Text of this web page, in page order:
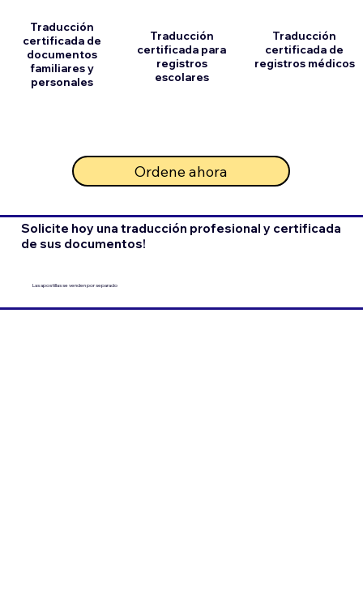
Traducción
certificada de
documentos
familiares y
personales
Traducción
certificada para
registros
escolares
Ordene ahora
Traducción
certificada de
registros médicos
Solicite hoy una traducción profesional y certificada
de sus documentos!
Las apostillas se venden por separado